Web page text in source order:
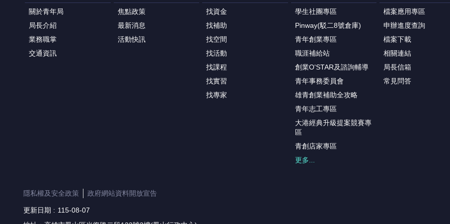
關於青年局
局長介紹
業務職掌
交通資訊
焦點政策
最新消息
活動快訊
找資金
找補助
找空間
找活動
找課程
找實習
找專家
學生社團專區
Pinway(駁二8號倉庫)
青年創業專區
職涯補給站
創業O'STAR及諮詢輔導
青年事務委員會
雄青創業補助全攻略
青年志工專區
大港經典升級提案競賽專
區
青創店家專區
更多...
檔案應用專區
申辦進度查詢
檔案下載
相關連結
局長信箱
常見問答
隱私權及安全政策 政府網站資料開放宣告
更新日期
115-08-07